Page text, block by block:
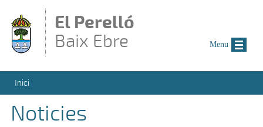
El Perelló
Baix Ebre
Esteu aquí
Inici
Noticies
Menu